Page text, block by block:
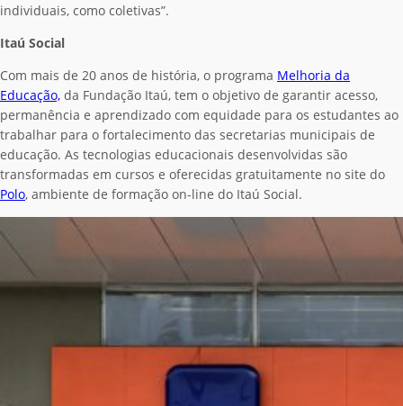
individuais, como coletivas”.
Itaú Social
Com mais de 20 anos de história, o programa Melhoria da
Educação, da Fundação Itaú, tem o objetivo de garantir acesso,
permanência e aprendizado com equidade para os estudantes ao
trabalhar para o fortalecimento das secretarias municipais de
educação. As tecnologias educacionais desenvolvidas são
transformadas em cursos e oferecidas gratuitamente no site do
Polo, ambiente de formação on-line do Itaú Social.